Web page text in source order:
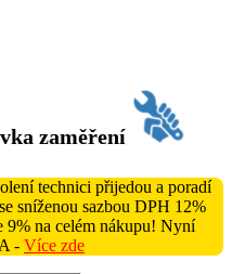
zaměření
technici přijedou a poradí
sníženou sazbou DPH 12%
9% na celém nákupu! Nyní
- Více zde